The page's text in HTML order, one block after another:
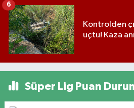
Kontrolden
uçtu! Kaza
6
Süper Lig Puan